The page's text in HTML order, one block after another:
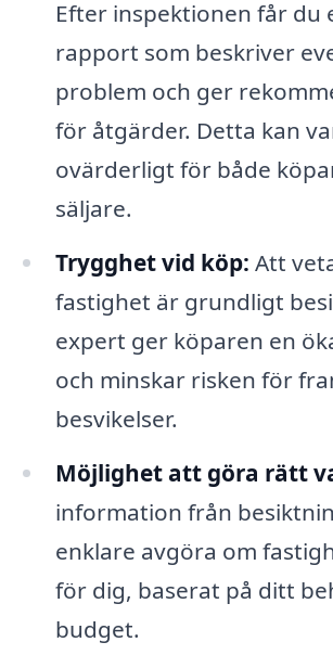
Efter inspektionen får du
rapport som beskriver
problem och ger
för åtgärder. Detta kan
ovärderligt för både
säljare.
Trygghet vid köp: Att
fastighet är grundligt
expert ger köparen en
och minskar risken för
besvikelser.
Möjlighet att göra rätt
information från
enklare avgöra om
för dig, baserat på ditt
budget.